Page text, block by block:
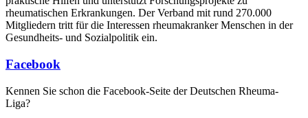
rheumatischen Erkrankungen. Der Verband mit rund 270.000
Mitgliedern tritt für die Interessen rheumakranker Menschen in der
Gesundheits- und Sozialpolitik ein.
Facebook
Kennen Sie schon die Facebook-Seite der Deutschen Rheuma-
Liga?